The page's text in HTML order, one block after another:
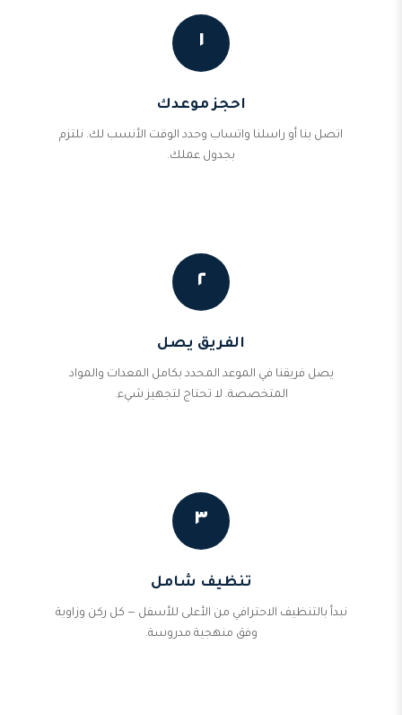
١
احجز موعدك
اتصل بنا أو راسلنا واتساب وحدد الوقت الأنسب لك. نلتزم
بجدول عملك.
٢
الفريق يصل
يصل فريقنا في الموعد المحدد بكامل المعدات والمواد
المتخصصة. لا تحتاج لتجهيز شيء.
٣
تنظيف شامل
نبدأ بالتنظيف الاحترافي من الأعلى للأسفل — كل ركن وزاوية
وفق منهجية مدروسة.